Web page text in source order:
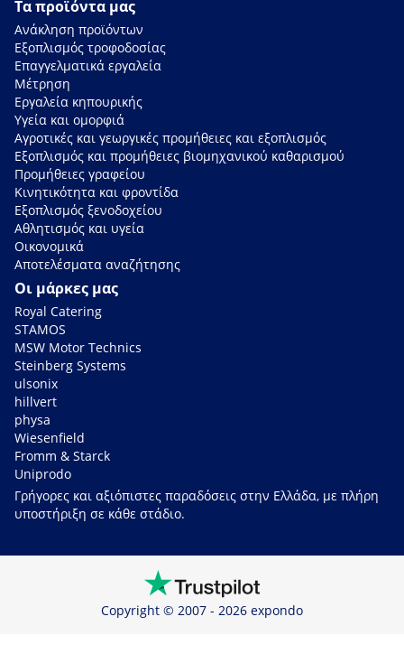
Τα προϊόντα μας
Ανάκληση προϊόντων
Εξοπλισμός τροφοδοσίας
Επαγγελματικά εργαλεία
Μέτρηση
Εργαλεία κηπουρικής
Υγεία και ομορφιά
Αγροτικές και γεωργικές προμήθειες και εξοπλισμός
Εξοπλισμός και προμήθειες βιομηχανικού καθαρισμού
Προμήθειες γραφείου
Κινητικότητα και φροντίδα
Εξοπλισμός ξενοδοχείου
Αθλητισμός και υγεία
Οικονομικά
Αποτελέσματα αναζήτησης
Οι μάρκες μας
Royal Catering
STAMOS
MSW Motor Technics
Steinberg Systems
ulsonix
hillvert
physa
Wiesenfield
Fromm & Starck
Uniprodo
Γρήγορες και αξιόπιστες παραδόσεις στην Ελλάδα, με πλήρη
υποστήριξη σε κάθε στάδιο.
Copyright © 2007 - 2026 expondo